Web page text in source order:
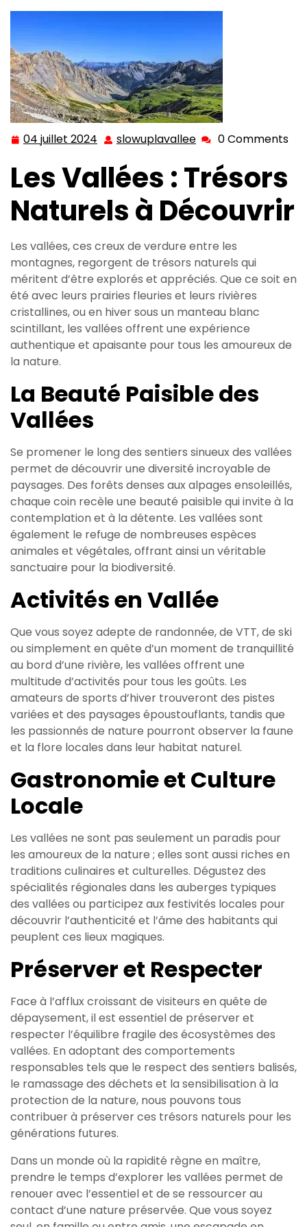
04 juillet 2024 04
2024
slowuplavallee slowuplavallee
0 Comments
Les Vallées : Trésors
Naturels à Découvrir
Les vallées, ces creux de verdure entre les
montagnes, regorgent de trésors naturels qui
méritent d’être explorés et appréciés. Que ce soit en
été avec leurs prairies fleuries et leurs rivières
cristallines, ou en hiver sous un manteau blanc
scintillant, les vallées offrent une expérience
authentique et apaisante pour tous les amoureux de
la nature.
La Beauté Paisible des
Vallées
Se promener le long des sentiers sinueux des vallées
permet de découvrir une diversité incroyable de
paysages. Des forêts denses aux alpages ensoleillés,
chaque coin recèle une beauté paisible qui invite à la
contemplation et à la détente. Les vallées sont
également le refuge de nombreuses espèces
animales et végétales, offrant ainsi un véritable
sanctuaire pour la biodiversité.
Activités en Vallée
Que vous soyez adepte de randonnée, de VTT, de ski
ou simplement en quête d’un moment de tranquillité
au bord d’une rivière, les vallées offrent une
multitude d’activités pour tous les goûts. Les
amateurs de sports d’hiver trouveront des pistes
variées et des paysages époustouflants, tandis que
les passionnés de nature pourront observer la faune
et la flore locales dans leur habitat naturel.
Gastronomie et Culture
Locale
Les vallées ne sont pas seulement un paradis pour
les amoureux de la nature ; elles sont aussi riches en
traditions culinaires et culturelles. Dégustez des
spécialités régionales dans les auberges typiques
des vallées ou participez aux festivités locales pour
découvrir l’authenticité et l’âme des habitants qui
peuplent ces lieux magiques.
Préserver et Respecter
Face à l’afflux croissant de visiteurs en quête de
dépaysement, il est essentiel de préserver et
respecter l’équilibre fragile des écosystèmes des
vallées. En adoptant des comportements
responsables tels que le respect des sentiers balisés,
le ramassage des déchets et la sensibilisation à la
protection de la nature, nous pouvons tous
contribuer à préserver ces trésors naturels pour les
générations futures.
Dans un monde où la rapidité règne en maître,
prendre le temps d’explorer les vallées permet de
renouer avec l’essentiel et de se ressourcer au
contact d’une nature préservée. Que vous soyez